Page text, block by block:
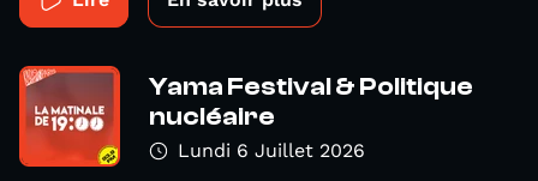
Yama Festival & Politique
nucléaire
Lundi 6 Juillet 2026